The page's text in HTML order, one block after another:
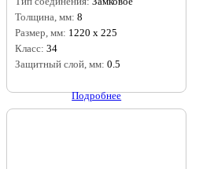
Толщина, мм: 8
Размер, мм: 1220 х 225
Класс: 34
Защитный слой, мм: 0.5
Подробнее